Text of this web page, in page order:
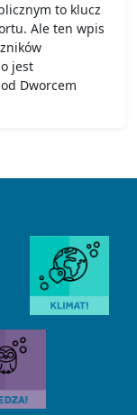
to klucz
Ale ten wpis
jest
Dworcem